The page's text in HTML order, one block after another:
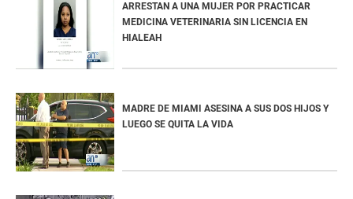
ARRESTAN A UNA MUJER POR PRACTICAR
MEDICINA VETERINARIA SIN LICENCIA EN
HIALEAH
MADRE DE MIAMI ASESINA A SUS DOS HIJOS Y
LUEGO SE QUITA LA VIDA